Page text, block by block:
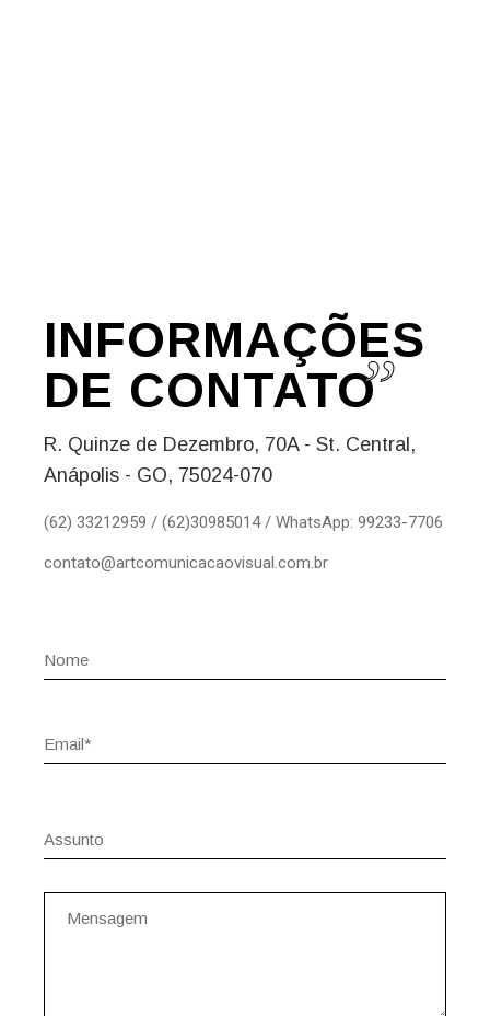
INFORMAÇÕES
DE CONTATO
R. Quinze de Dezembro, 70A - St. Central,
Anápolis - GO, 75024-070
(62) 33212959 / (62)30985014 / WhatsApp: 99233-7706
contato@artcomunicacaovisual.com.br